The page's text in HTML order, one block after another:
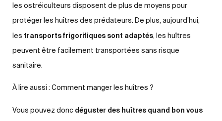
les ostréiculteurs disposent de plus de moyens pour
protéger les huîtres des prédateurs. De plus, aujourd’hui,
les transports frigorifiques sont adaptés, les huîtres
peuvent être facilement transportées sans risque
sanitaire.
À lire aussi : Comment manger les huîtres ?
Vous pouvez donc déguster des huîtres quand bon vous